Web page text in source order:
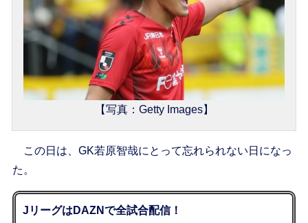
【写真：Getty Images】
この日は、GK若原智哉にとって忘れられない日になっ
た。
JリーグはDAZNで全試合配信！